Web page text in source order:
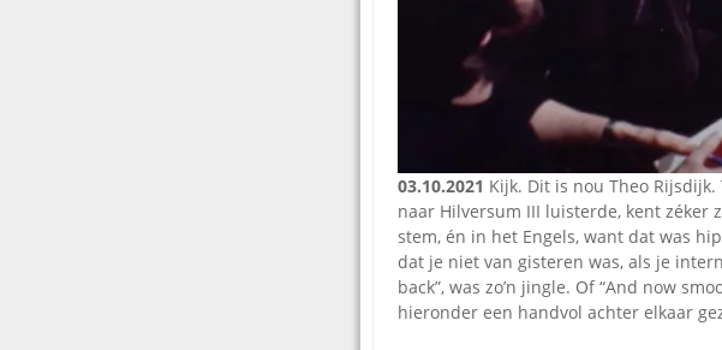
03.10.2021 Kijk. Dit is nou Theo Rijsdijk.
naar Hilversum III luisterde, kent zéker
stem, én in het Engels, want dat was
dat je niet van gisteren was, als je
back”, was zo’n jingle. Of “And now
hieronder een handvol achter elkaar